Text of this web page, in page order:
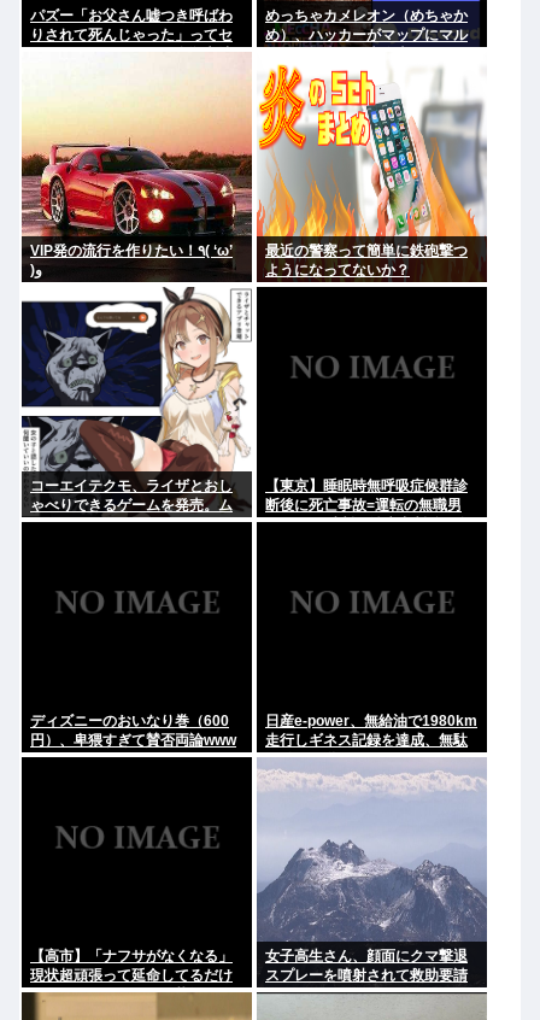
パズー「お父さん嘘つき呼ばわ
りされて死んじゃった」ってセ
リフあるけど、どんな自殺方法
めっちゃカメレオン（めちゃか
め）、ハッカーがマップにマル
VIP発の流行を作りたい！٩( ‘ω’
)و
最近の警察って簡単に鉄砲撃つ
ようになってないか？
コーエイテクモ、ライザとおし
ゃべりできるゲームを発売。ム
チムチムワァ
【東京】睡眠時無呼吸症候群診
断後に死亡事故=運転の無職男
（34）、独断で治療中断-危険運
ディズニーのおいなり巻（600
円）、卑猥すぎて賛否両論www
日産e-power、無給油で1980km
走行しギネス記録を達成、無駄
な発電や送電ロスなくEVよりエ
コを証明
【高市】「ナフサがなくなる」
現状超頑張って延命してるだけ
でどんどん不足してる状況は改
善してないのにもうナフサある
女子高生さん、顔面にクマ撃退
スプレーを噴射されて救助要請
してしまう